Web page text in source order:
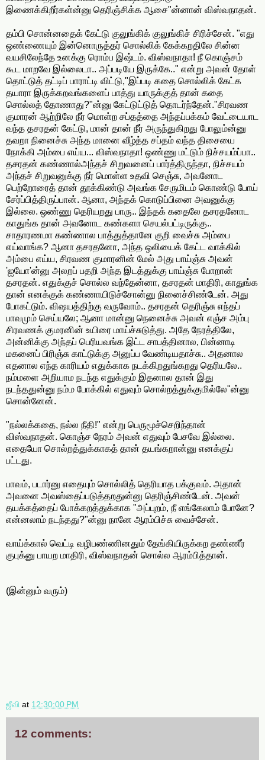
இணைக்கிறீர்கள்ன்னு தெரிஞ்சிக்க ஆசை"ன்னான் விஸ்வநாதன்.
தம்பி சொன்னதைக் கேட்டு குலுங்கிக் குலுங்கிச் சிரிச்சேன். "எது
ஒண்ணையும் இன்னொருத்தர் சொல்லிக் கேக்கறதிலே சின்ன
வயசிலேந்தே உனக்கு ரொம்ப இஷ்டம். விஸ்வநாதா! நீ கொஞ்சம்
கூட மாறவே இல்லைடா.. அப்படியே இருக்கே.." என்று அவன் தோள்
தொட்டுத் தட்டிப் பாராட்டி விட்டு,"இப்படி கதை சொல்லிக் கேட்க
தயாரா இருக்கறவங்களைப் பாத்து யாருக்குத் தான் கதை
சொல்லத் தோணாது?"ன்னு கேட்டுட்டுத் தொடர்ந்தேன்."சிரவண
குமாரன் ஆற்றிலே நீர் மொள்ற சப்தத்தை அந்தப்பக்கம் வேட்டையாட
வந்த தசரதன் கேட்டு, மான் தான் நீர் அருந்துகிறது போலும்ன்னு
தவறா நினைச்சு அந்த மானை வீழ்த்த சப்தம் வந்த திசையை
நோக்கி அம்பை எய்ய... விஸ்வநாதா! ஒண்ணு மட்டும் நிச்சயம்ப்பா..
தசரதன் கண்ணால்அந்தச் சிறுவனைப் பார்த்திருந்தா, நிச்சயம்
அந்தச் சிறுவனுக்கு நீர் மொள்ள உதவி செஞ்சு, அவனோட
பெற்றோரைத் தான் தூக்கிண்டு அவங்க சேருமிடம் கொண்டு போய்
சேர்ப்பித்திருப்பான். ஆனா, அந்தக் கொடுப்பினை அவனுக்கு
இல்லை. ஒண்ணு தெரியறது பாரு.. இந்தக் கதைலே தசரதனோட
காதுங்க தான் அவனோட கண்களா செயல்பட்டிருக்கு..
சாதாரணமா கண்ணால பாத்துத்தானே குறி வைச்சு அம்பை
எய்வாங்க? ஆனா தசரதனோ, அந்த ஒலியைக் கேட்ட வாக்கில்
அம்பை எய்ய, சிரவண குமாரனின் மேல் அது பாய்ஞ்சு அவன்
'ஐயோ'ன்னு அலறப் பதறி அந்த இடத்துக்கு பாய்ஞ்சு போறான்
தசரதன். எதுக்குச் சொல்ல வந்தேன்னா, தசரதன் மாதிரி, காதுங்க
தான் எனக்குக் கண்ணாயிடுச்சோன்னு நினைச்சிண்டேன். அது
போகட்டும். விஷயத்திற்கு வருவோம்.. தசரதன் தெரிஞ்சு எந்தப்
பாவமும் செய்யலே; ஆனா மான்னு நெனைச்சு அவன் எஞ்ச அம்பு
சிரவணக் குமரனின் உயிரை மாய்ச்சுடுத்து. அதே நேரத்திலே,
அன்னிக்கு அந்தப் பெரியவங்க இட்ட சாபத்தினால, பின்னாடி
மகனைப் பிரிஞ்சு காட்டுக்கு அனுப்ப வேண்டியதாச்சு.. அதனால
எதனால எந்த காரியம் எதுக்காக நடக்கிறதுங்கறது தெரியலே..
நம்மளை அறியாம நடந்த எதுக்கும் இதனால தான் இது
நடந்ததுன்னு நம்ம போக்கில் எதுவும் சொல்றத்துக்குமில்லே"ன்னு
சொன்னேன்.
"நல்லக்கதை, நல்ல நீதி!" என்று பெருமூச்செறிந்தான்
விஸ்வநாதன். கொஞ்ச நேரம் அவன் எதுவும் பேசவே இல்லை.
எதையோ சொல்றத்துக்காகத் தான் தயங்கறான்னு எனக்குப்
பட்டது.
பாவம், படார்னு எதையும் சொல்லித் தெரியாத பக்குவம். அதான்
அவனை அவஸ்தைப்படுத்தறதுன்னு தெரிஞ்சிண்டேன். அவன்
தயக்கத்தைப் போக்கறத்துக்காக "அப்புறம், நீ எங்கேலாம் போனே?
என்னலாம் நடந்தது?"ன்னு நானே ஆரம்பிச்சு வைச்சேன்.
வாய்க்கால் வெட்டி வழிபண்ணினதும் தேங்கியிருக்கற தண்ணீர்
குபுக்னு பாயற மாதிரி, விஸ்வநாதன் சொல்ல ஆரம்பித்தான்.
(இன்னும் வரும்)
ஜீவி at 12:30:00 PM
12 comments: